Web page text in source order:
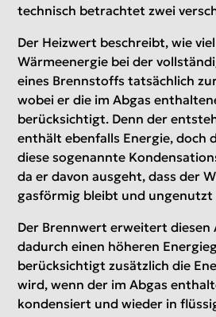
technisch betrachtet zwei
Der Heizwert beschreibt, wie
Wärmeenergie bei der
eines Brennstoffs tatsächlich
wobei er die im Abgas
berücksichtigt. Denn der
enthält ebenfalls Energie, doch
diese sogenannte
da er davon ausgeht, dass der
gasförmig bleibt und
Der Brennwert erweitert diesen
dadurch einen höheren
berücksichtigt zusätzlich die
wird, wenn der im Abgas
kondensiert und wieder in